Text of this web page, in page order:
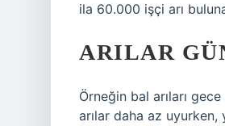
ila 60.000 işçi arı
ARILAR
Örneğin bal arıları
arılar daha az uyurken,